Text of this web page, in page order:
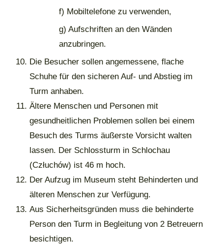
f) Mobiltelefone zu verwenden,
g) Aufschriften an den Wänden
anzubringen.
Die Besucher sollen angemessene, flache
Schuhe für den sicheren Auf- und Abstieg im
Turm anhaben.
Ältere Menschen und Personen mit
gesundheitlichen Problemen sollen bei einem
Besuch des Turms äußerste Vorsicht walten
lassen. Der Schlossturm in Schlochau
(Człuchów) ist 46 m hoch.
Der Aufzug im Museum steht Behinderten und
älteren Menschen zur Verfügung.
Aus Sicherheitsgründen muss die behinderte
Person den Turm in Begleitung von 2 Betreuern
besichtigen.